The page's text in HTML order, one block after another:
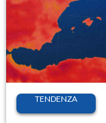
TENDENZA